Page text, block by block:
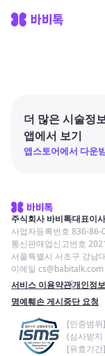
더 많은 시술정
앱에서 보기
앱스토어에서 다운
주식회사 바비톡대표이
사업자등록번호 836-86-
통신판매업신고번호
서울특별시 서초구 강남
이메일 cs@babitalk.com
서비스 이용약관개인정
명예훼손 게시중단 요청
[인증범
(심사받
[유효기